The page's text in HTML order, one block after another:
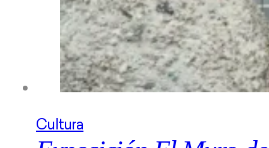
Cultura